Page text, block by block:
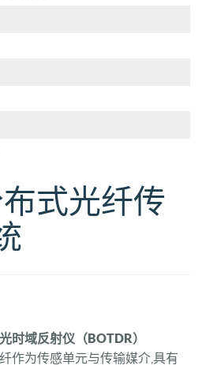
式光纤传
时域反射仪（BOTDR）
作为传感单元与传输媒介,具有